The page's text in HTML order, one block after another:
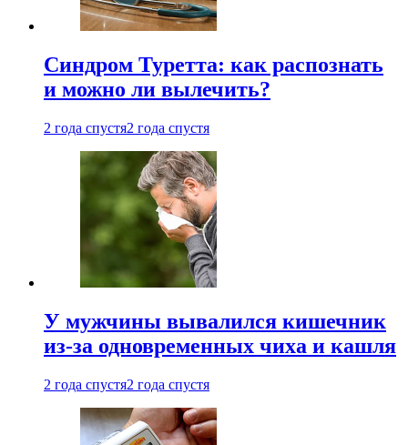
Синдром Туретта: как распознать
и можно ли вылечить?
2 года спустя2 года спустя
У мужчины вывалился кишечник
из-за одновременных чиха и кашля
2 года спустя2 года спустя